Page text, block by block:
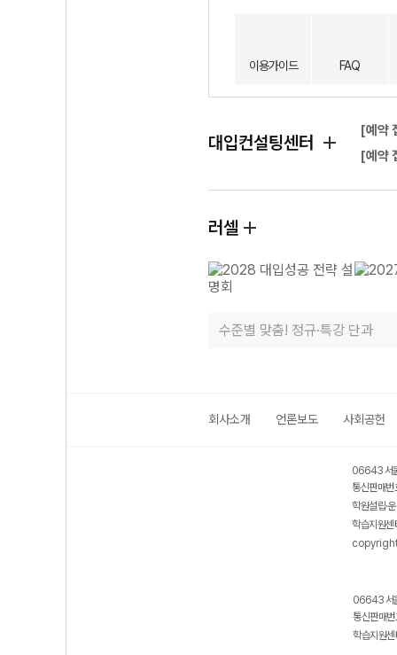
이용가이드 FAQ
대입컨설팅센터
[예약
[예약
러셀
수준별 맞춤! 정규·특강 단과
회사소개 언론보도 사회공헌
06643 서
통신판매
학원설립·
학습지원
06643 서
통신판매
학습지원